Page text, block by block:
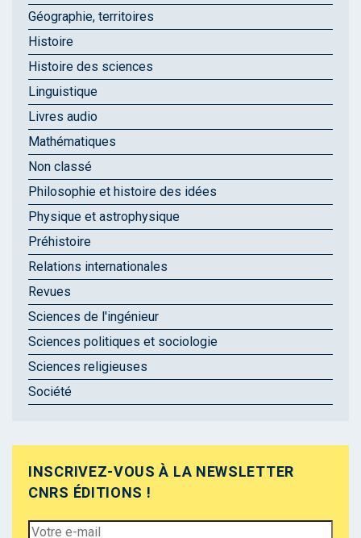
Géographie, territoires
Histoire
Histoire des sciences
Linguistique
Livres audio
Mathématiques
Non classé
Philosophie et histoire des idées
Physique et astrophysique
Préhistoire
Relations internationales
Revues
Sciences de l'ingénieur
Sciences politiques et sociologie
Sciences religieuses
Société
INSCRIVEZ-VOUS À LA NEWSLETTER
CNRS ÉDITIONS !